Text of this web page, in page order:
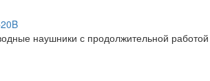
наушники с продолжительной